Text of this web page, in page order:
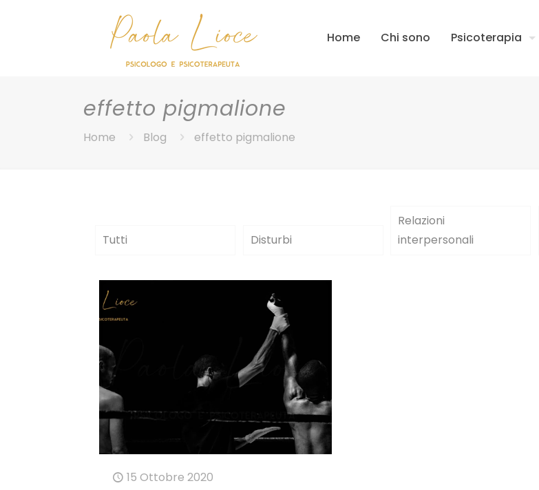
Home Chi sono Psicoterapia
effetto pigmalione
Home Blog effetto pigmalione
Tutti Disturbi
Relazioni
interpersonali
15 Ottobre 2020